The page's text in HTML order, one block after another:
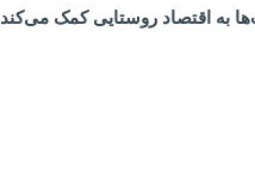
به اقتصاد روستایی کمک می‌کند